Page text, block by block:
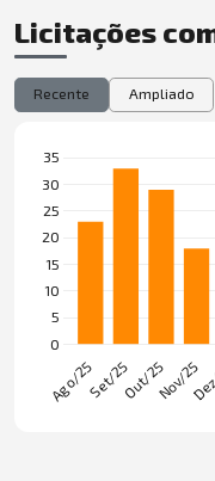
Licitações
Recente Ampliado